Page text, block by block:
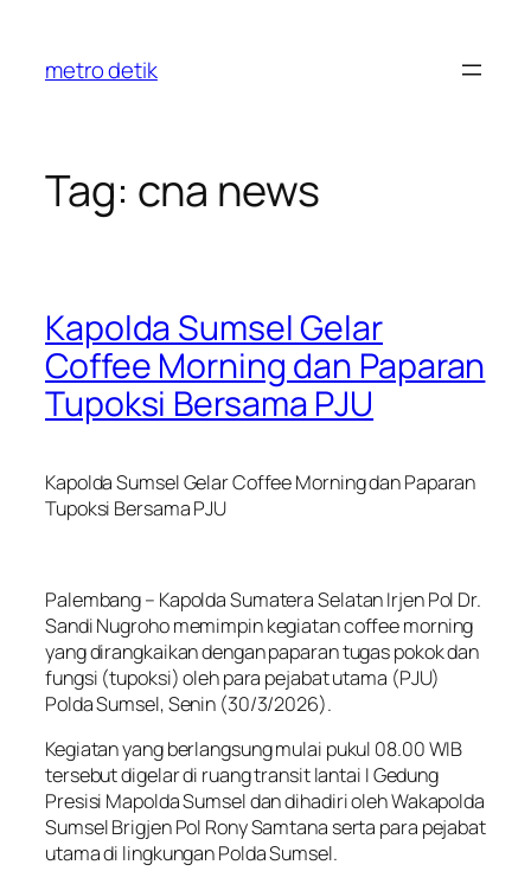
content
metro detik
Tag: cna news
Kapolda Sumsel Gelar
Coffee Morning dan Paparan
Tupoksi Bersama PJU
Kapolda Sumsel Gelar Coffee Morning dan Paparan
Tupoksi Bersama PJU
Palembang – Kapolda Sumatera Selatan Irjen Pol Dr.
Sandi Nugroho memimpin kegiatan coffee morning
yang dirangkaikan dengan paparan tugas pokok dan
fungsi (tupoksi) oleh para pejabat utama (PJU)
Polda Sumsel, Senin (30/3/2026).
Kegiatan yang berlangsung mulai pukul 08.00 WIB
tersebut digelar di ruang transit lantai I Gedung
Presisi Mapolda Sumsel dan dihadiri oleh Wakapolda
Sumsel Brigjen Pol Rony Samtana serta para pejabat
utama di lingkungan Polda Sumsel.